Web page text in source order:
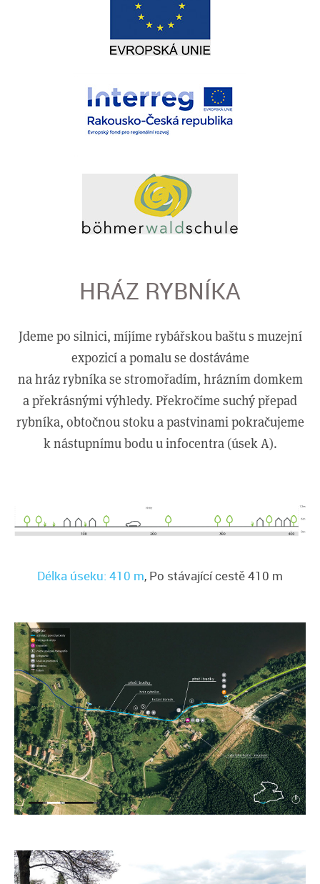
HRÁZ RYBNÍKA
Jdeme po silnici, míjíme rybářskou baštu s muzejní
expozicí a pomalu se dostáváme
na hráz rybníka se stromořadím, hrázním domkem
a překrásnými výhledy. Překročíme suchý přepad
rybníka, obtočnou stoku a pastvinami pokračujeme
k nástupnímu bodu u infocentra (úsek A).
Délka úseku: 410 m, Po stávající cestě 410 m